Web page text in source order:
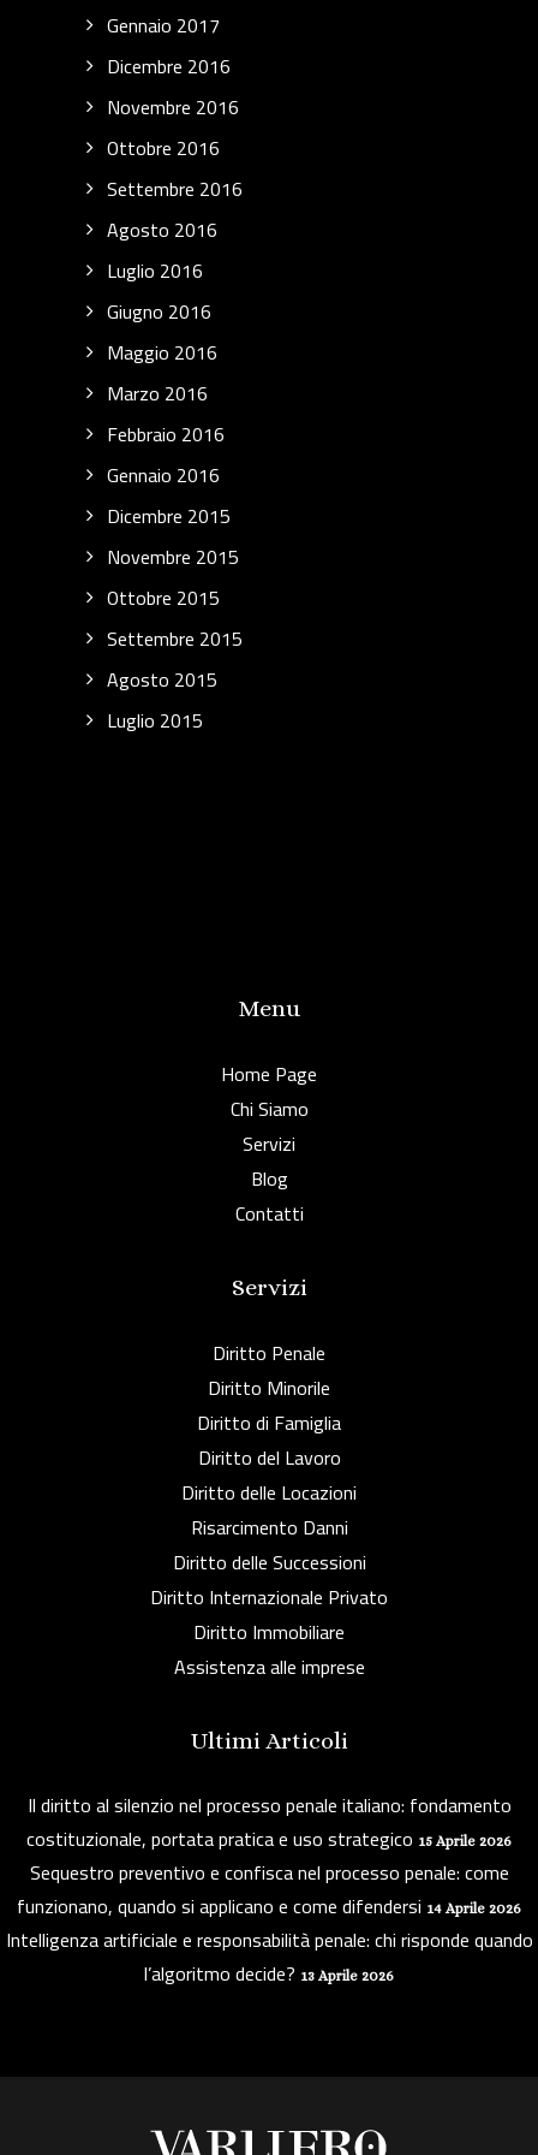
Gennaio 2017
Dicembre 2016
Novembre 2016
Ottobre 2016
Settembre 2016
Agosto 2016
Luglio 2016
Giugno 2016
Maggio 2016
Marzo 2016
Febbraio 2016
Gennaio 2016
Dicembre 2015
Novembre 2015
Ottobre 2015
Settembre 2015
Agosto 2015
Luglio 2015
Menu
Home Page
Chi Siamo
Servizi
Blog
Contatti
Servizi
Diritto Penale
Diritto Minorile
Diritto di Famiglia
Diritto del Lavoro
Diritto delle Locazioni
Risarcimento Danni
Diritto delle Successioni
Diritto Internazionale Privato
Diritto Immobiliare
Assistenza alle imprese
Ultimi Articoli
Il diritto al silenzio nel processo penale italiano: fondamento
costituzionale, portata pratica e uso strategico 15 Aprile 2026
Sequestro preventivo e confisca nel processo penale: come
funzionano, quando si applicano e come difendersi 14 Aprile 2026
Intelligenza artificiale e responsabilità penale: chi risponde quando
l’algoritmo decide? 13 Aprile 2026